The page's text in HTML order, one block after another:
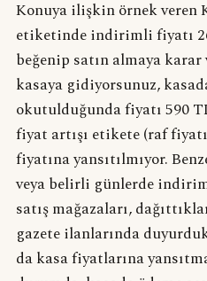
Konuya ilişkin örnek veren
etiketinde indirimli fiyatı
beğenip satın almaya
kasaya gidiyorsunuz,
okutulduğunda fiyatı 590
fiyat artışı etikete (raf
fiyatına yansıtılmıyor.
veya belirli günlerde
satış mağazaları,
gazete ilanlarında
da kasa fiyatlarına